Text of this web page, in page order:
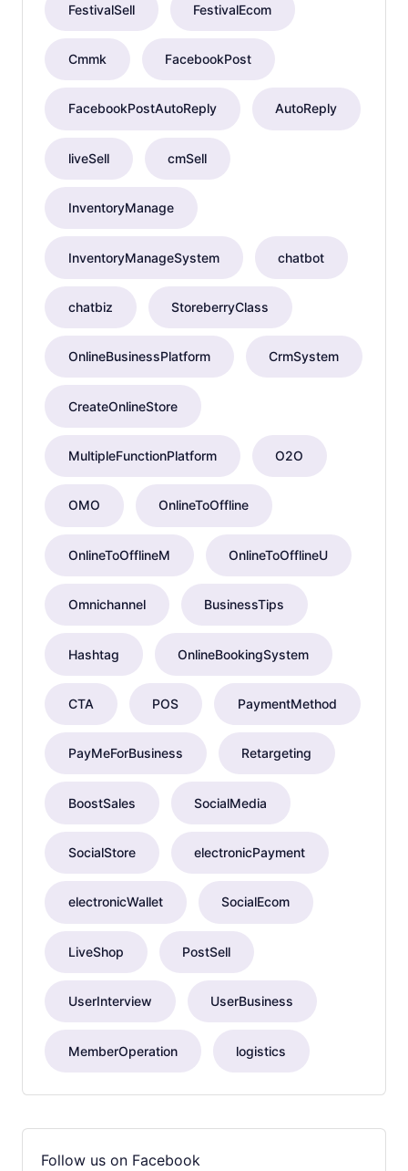
FestivalSell FestivalEcom
Cmmk FacebookPost
FacebookPostAutoReply AutoReply
liveSell cmSell
InventoryManage
InventoryManageSystem chatbot
chatbiz StoreberryClass
OnlineBusinessPlatform CrmSystem
CreateOnlineStore
MultipleFunctionPlatform O2O
OMO OnlineToOffline
OnlineToOfflineM OnlineToOfflineU
Omnichannel BusinessTips
Hashtag OnlineBookingSystem
CTA POS PaymentMethod
PayMeForBusiness Retargeting
BoostSales SocialMedia
SocialStore electronicPayment
electronicWallet SocialEcom
LiveShop PostSell
UserInterview UserBusiness
MemberOperation logistics
Follow us on Facebook